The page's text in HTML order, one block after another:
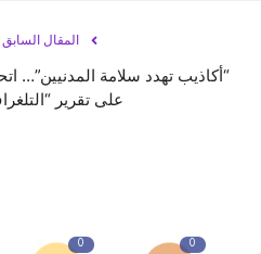
المقال السابق
“أكاذيب تهدد سلامة المدنيين”…
على تقرير
0
0